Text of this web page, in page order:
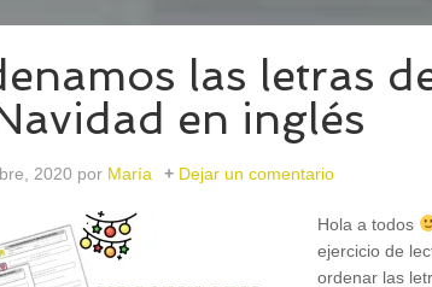
las letras
en inglés
2020 por María Dejar un comentario
Hola a todos
ejercicio de
ordenar las